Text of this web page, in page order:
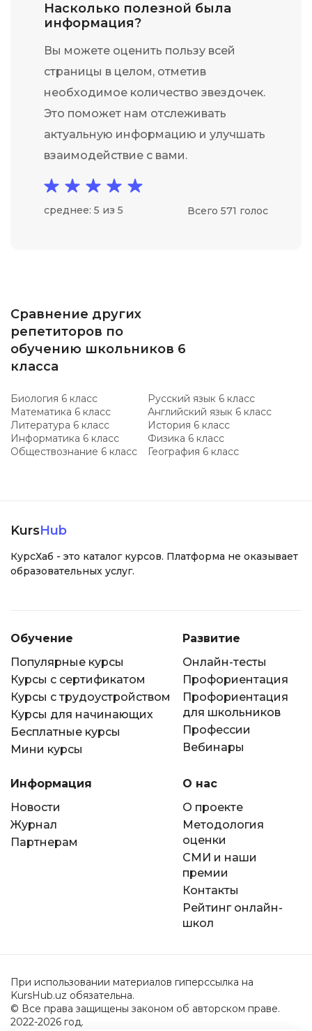
Насколько полезной была
информация?
Вы можете оценить пользу всей
страницы в целом, отметив
необходимое количество звездочек.
Это поможет нам отслеживать
актуальную информацию и улучшать
взаимодействие с вами.
среднее: 5 из 5 Всего 571 голос
Сравнение других
репетиторов по
обучению школьников 6
класса
Биология 6 класс
Русский язык 6 класс
Математика 6 класс
Английский язык 6 класс
Литература 6 класс
История 6 класс
Информатика 6 класс
Физика 6 класс
Обществознание 6 класс
География 6 класс
KursHub
КурсХаб - это каталог курсов. Платформа не оказывает
образовательных услуг.
Обучение
Популярные курсы
Курсы с сертификатом
Курсы с трудоустройством
Курсы для начинающих
Бесплатные курсы
Мини курсы
Развитие
Онлайн-тесты
Профориентация
Профориентация
для школьников
Профессии
Вебинары
Информация
Новости
Журнал
Партнерам
О нас
О проекте
Методология
оценки
СМИ и наши
премии
Контакты
Рейтинг онлайн-
школ
При использовании материалов гиперссылка на
KursHub.uz обязательна.
© Все права защищены законом об авторском праве.
2022-2026 год.